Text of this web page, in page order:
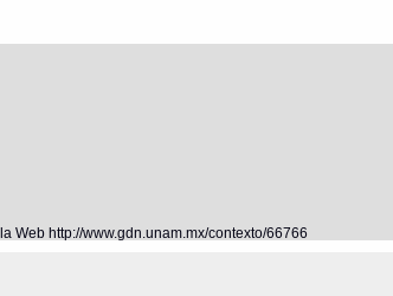
Web http://www.gdn.unam.mx/contexto/66766